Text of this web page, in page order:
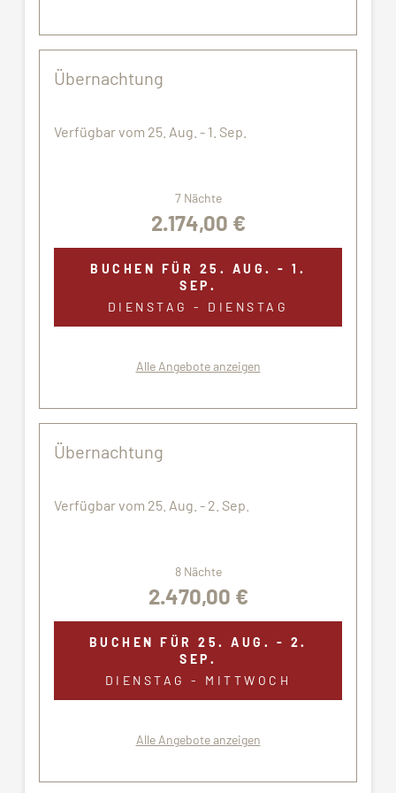
Bildern.
Übernachtung
Verfügbar vom 25. Aug. - 1. Sep.
7 Nächte
2.174,00 €
BUCHEN FÜR 25. AUG. - 1.
SEP.
DIENSTAG - DIENSTAG
Alle Angebote anzeigen
Übernachtung
Verfügbar vom 25. Aug. - 2. Sep.
8 Nächte
2.470,00 €
BUCHEN FÜR 25. AUG. - 2.
SEP.
DIENSTAG - MITTWOCH
Alle Angebote anzeigen